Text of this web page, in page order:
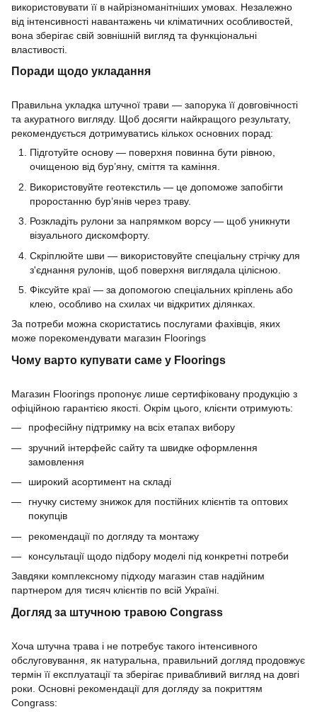
використовувати її в найрізноманітніших умовах. Незалежно
від інтенсивності навантажень чи кліматичних особливостей,
вона зберігає свій зовнішній вигляд та функціональні
властивості.
Поради щодо укладання
Правильна укладка штучної трави — запорука її довговічності
та акуратного вигляду. Щоб досягти найкращого результату,
рекомендується дотримуватись кількох основних порад:
Підготуйте основу — поверхня повинна бути рівною,
очищеною від бур’яну, сміття та каміння.
Використовуйте геотекстиль — це допоможе запобігти
проростанню бур’янів через траву.
Розкладіть рулони за напрямком ворсу — щоб уникнути
візуального дискомфорту.
Скріплюйте шви — використовуйте спеціальну стрічку для
з'єднання рулонів, щоб поверхня виглядала цілісною.
Фіксуйте краї — за допомогою спеціальних кріплень або
клею, особливо на схилах чи відкритих ділянках.
За потреби можна скористатись послугами фахівців, яких
може порекомендувати магазин Floorings
Чому варто купувати саме у Floorings
Магазин Floorings пропонує лише сертифіковану продукцію з
офіційною гарантією якості. Окрім цього, клієнти отримують:
професійну підтримку на всіх етапах вибору
зручний інтерфейс сайту та швидке оформлення
замовлення
широкий асортимент на складі
гнучку систему знижок для постійних клієнтів та оптових
покупців
рекомендації по догляду та монтажу
консультації щодо підбору моделі під конкретні потреби
Завдяки комплексному підходу магазин став надійним
партнером для тисяч клієнтів по всій Україні.
Догляд за штучною травою Congrass
Хоча штучна трава і не потребує такого інтенсивного
обслуговування, як натуральна, правильний догляд продовжує
термін її експлуатації та зберігає привабливий вигляд на довгі
роки. Основні рекомендації для догляду за покриттям
Congrass: